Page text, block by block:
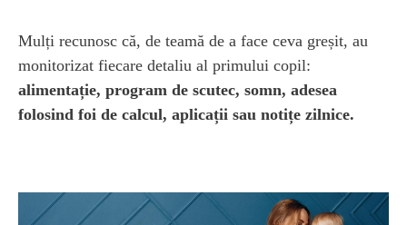
Mulți recunosc că, de teamă de a face ceva greșit, au
monitorizat fiecare detaliu al primului copil:
alimentație, program de scutec, somn, adesea
folosind foi de calcul, aplicații sau notițe zilnice.